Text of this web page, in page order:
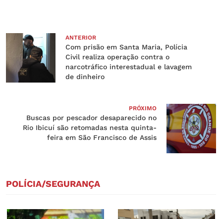
ANTERIOR
Com prisão em Santa Maria, Polícia
Civil realiza operação contra o
narcotráfico interestadual e lavagem
de dinheiro
PRÓXIMO
Buscas por pescador desaparecido no
Rio Ibicuí são retomadas nesta quinta-
feira em São Francisco de Assis
POLÍCIA/SEGURANÇA